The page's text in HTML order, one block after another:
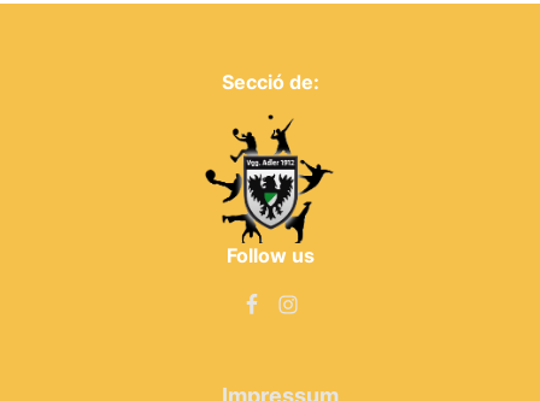
Secció de:
Follow us
Impressum